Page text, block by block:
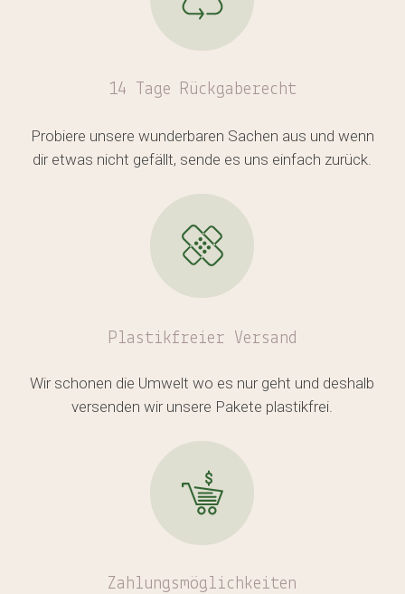
14 Tage Rückgaberecht
Probiere unsere wunderbaren Sachen aus und wenn
dir etwas nicht gefällt, sende es uns einfach zurück.
Plastikfreier Versand
Wir schonen die Umwelt wo es nur geht und deshalb
versenden wir unsere Pakete plastikfrei.
Zahlungsmöglichkeiten